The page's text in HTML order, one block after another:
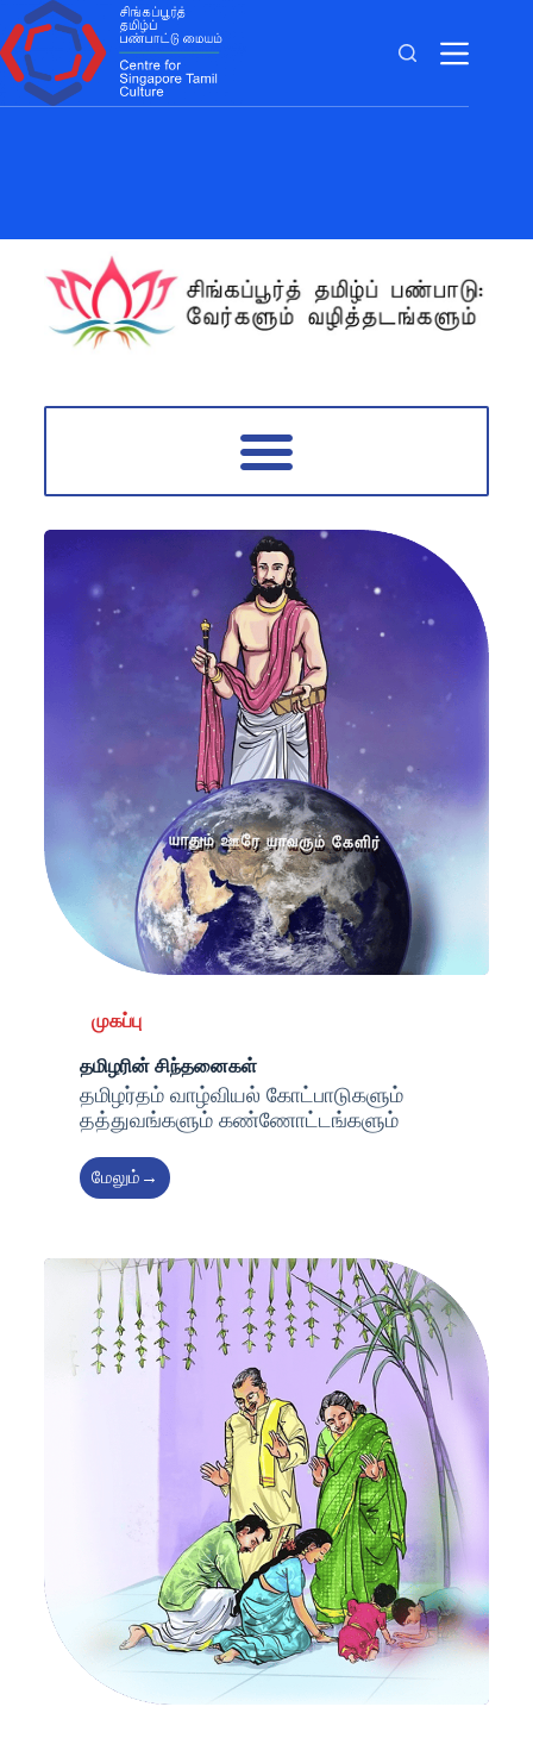
முகப்பு
தமிழரின் சிந்தனைகள்
தமிழர்தம் வாழ்வியல் கோட்பாடுகளும்
தத்துவங்களும் கண்ணோட்டங்களும்
மேலும்→